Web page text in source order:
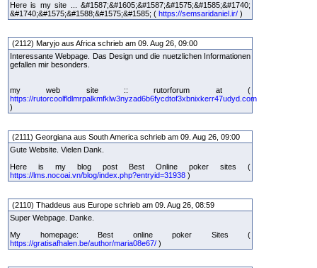
Here is my site ... &#1587;&#1605;&#1587;&#1575;&#1585;&#1740;
&#1740;&#1575;&#1588;&#1575;&#1585; ( https://semsaridaniel.ir/ )
(2112) Maryjo aus Africa schrieb am 09. Aug 26, 09:00
Interessante Webpage. Das Design und die nuetzlichen Informationen
gefallen mir besonders.
my web site :: rutorforum at (
https://rutorcoolfldlmrpalkmfklw3nyzad6b6fycdtof3xbnixkerr47udyd.com
)
(2111) Georgiana aus South America schrieb am 09. Aug 26, 09:00
Gute Website. Vielen Dank.
Here is my blog post Best Online poker sites (
https://lms.nocoai.vn/blog/index.php?entryid=31938 )
(2110) Thaddeus aus Europe schrieb am 09. Aug 26, 08:59
Super Webpage. Danke.
My homepage: Best online poker Sites (
https://gratisafhalen.be/author/maria08e67/ )